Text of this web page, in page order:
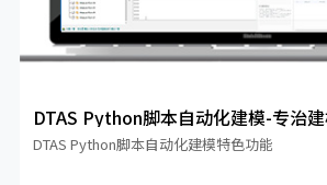
DTAS Python脚本自动化建模-专治
DTAS Python脚本自动化建模特色功能